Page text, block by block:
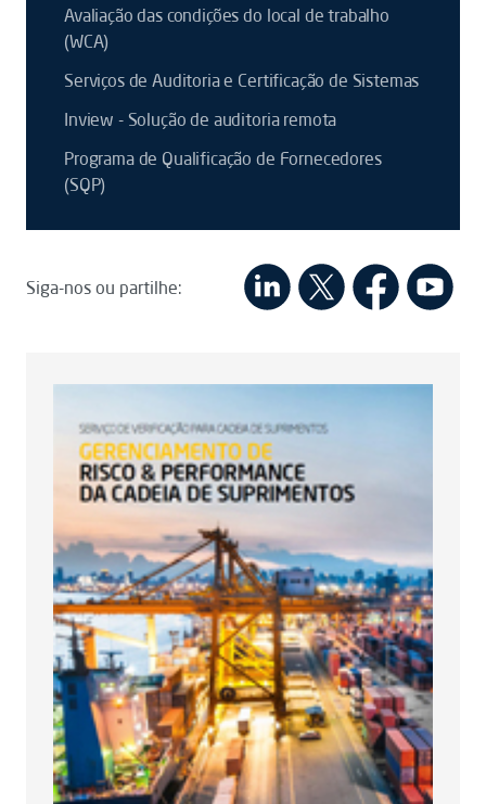
Avaliação das condições do local de trabalho
(WCA)
Serviços de Auditoria e Certificação de Sistemas
Inview - Solução de auditoria remota
Programa de Qualificação de Fornecedores
(SQP)
Siga-nos ou partilhe: